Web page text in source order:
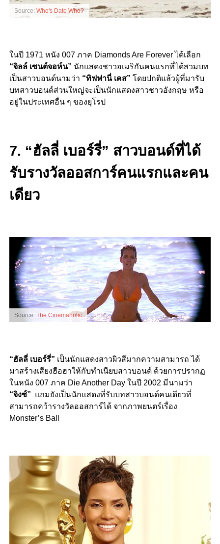
Source: Who's Date Who?
ในปี 1971 หนัง 007 ภาค Diamonds Are Forever ได้เลือก
“จิลล์ เซนต์จอห์น” นักแสดงชาวอเมริกันคนแรกที่ได้สวมบท
เป็นสาวบอนด์นามว่า “ทิฟฟานี่ เคส” โดยปกติแล้วผู้ที่มารับ
บทสาวบอนด์ส่วนใหญ่จะเป็นนักแสดงสาวชาวอังกฤษ หรือ
อยู่ในประเทศอื่น ๆ ของยุโรป
7. “ฮัลลี่ เบอร์รี่” สาวบอนด์ที่ได้
รับรางวัลออสการ์คนแรกและคน
เดียว
Source: The Cinemaholic
“ฮัลลี่ เบอร์รี่” เป็นนักแสดงสาวผิวสีมากความสามารถ ได้
มาสร้างเสียงฮือฮาให้กับทำเนียบสาวบอนด์ ด้วยการปรากฏ
ในหนัง 007 ภาค Die Another Day ในปี 2002 มีนามว่า
“จิงซ์” แถมยังเป็นนักแสดงที่รับบทสาวบอนด์คนเดียวที่
สามารถคว้ารางวัลออสการ์ได้ จากภาพยนตร์เรื่อง
Monster’s Ball